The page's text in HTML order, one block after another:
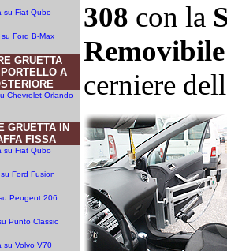
su Fiat Qubo
Ford B-Max
GRUETTA
A
Chevrolet Orlando
GRUETTA IN
FISSA
su Fiat Qubo
Ford Fusion
Peugeot 206
Punto Classic
su Volvo V70
308 con la
Removibile
cerniere